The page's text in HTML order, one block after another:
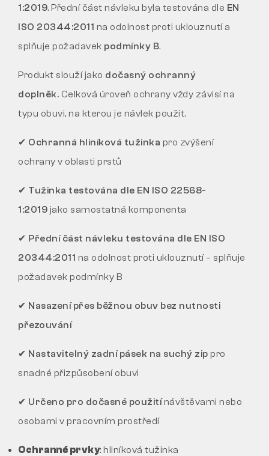
1:2019. Přední část návleku byla testována dle EN
ISO 20344:2011 na odolnost proti uklouznutí a
splňuje požadavek podmínky B.
Produkt slouží jako dočasný ochranný
doplněk. Celková úroveň ochrany vždy závisí na
typu obuvi, na kterou je návlek použit.
✔ Ochranná hliníková tužinka pro zvýšení
ochrany v oblasti prstů
✔ Tužinka testována dle EN ISO 22568-
1:2019 jako samostatná komponenta
✔ Přední část návleku testována dle EN ISO
20344:2011 na odolnost proti uklouznutí – splňuje
požadavek podmínky B
✔ Nasazení přes běžnou obuv bez nutnosti
přezouvání
✔ Nastavitelný zadní pásek na suchý zip pro
snadné přizpůsobení obuvi
✔ Určeno pro dočasné použitínávštěvami nebo
osobami v pracovním prostředí
Ochranné prvky: hliníková tužinka